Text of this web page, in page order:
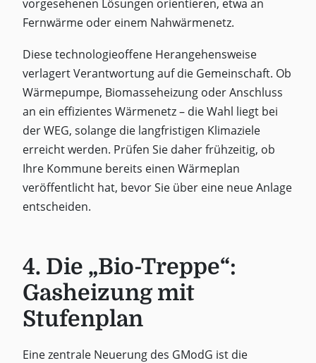
vorgesehenen Lösungen orientieren, etwa an
Fernwärme oder einem Nahwärmenetz.
Diese technologieoffene Herangehensweise
verlagert Verantwortung auf die Gemeinschaft. Ob
Wärmepumpe, Biomasseheizung oder Anschluss
an ein effizientes Wärmenetz – die Wahl liegt bei
der WEG, solange die langfristigen Klimaziele
erreicht werden. Prüfen Sie daher frühzeitig, ob
Ihre Kommune bereits einen Wärmeplan
veröffentlicht hat, bevor Sie über eine neue Anlage
entscheiden.
4. Die „Bio-Treppe“:
Gasheizung mit
Stufenplan
Eine zentrale Neuerung des GModG ist die